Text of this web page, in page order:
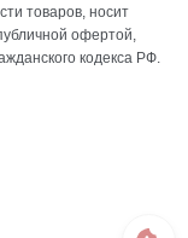
товаров, носит
офертой,
кодекса РФ.